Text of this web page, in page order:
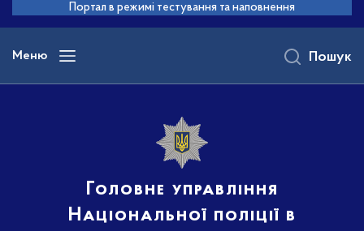
основного
вмісту
Портал в режимі тестування та наповнення
Меню
Головне управління
Національної поліції в
Пошук